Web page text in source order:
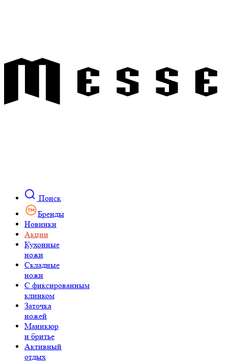
Поиск
Бренды
Новинки
Акции
Кухонные
ножи
Складные
ножи
C фиксированным
клинком
Заточка
ножей
Маникюр
и бритье
Активный
отдых